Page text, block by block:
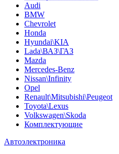
Audi
BMW
Chevrolet
Honda
Hyundai\KIA
Lada\ВАЗ\ГАЗ
Mazda
Mercedes-Benz
Nissan\Infinity
Opel
Renault\Mitsubishi\Peugeot
Toyota\Lexus
Volkswagen\Skoda
Комплектующие
Автоэлектроника